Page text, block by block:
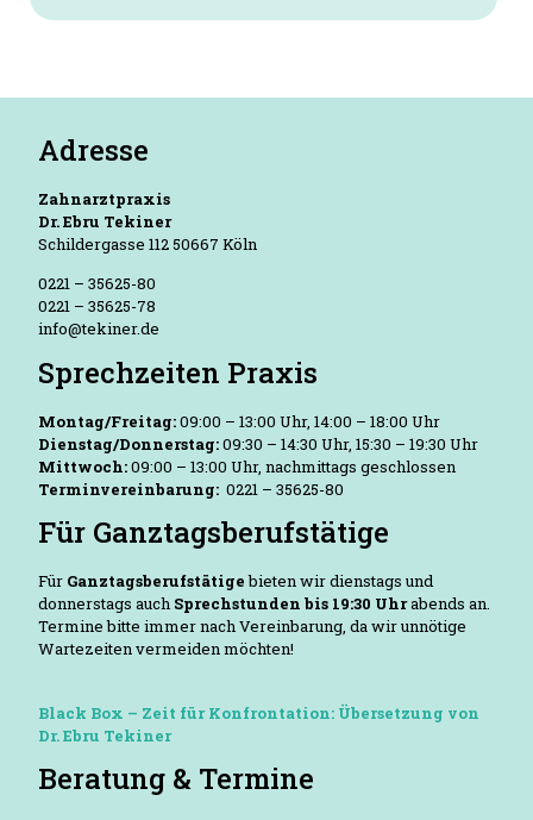
Adresse
Zahnarztpraxis
Dr. Ebru Tekiner
Schildergasse 112 50667 Köln
0221 – 35625-80
0221 – 35625-78
info@tekiner.de
Sprechzeiten Praxis
Montag/Freitag:09:00 – 13:00 Uhr, 14:00 – 18:00 Uhr
Dienstag/Donnerstag:09:30 – 14:30 Uhr, 15:30 – 19:30 Uhr
Mittwoch:09:00 – 13:00 Uhr, nachmittags geschlossen
Terminvereinbarung: 0221 – 35625-80
Für Ganztagsberufstätige
Für Ganztagsberufstätigebieten wir dienstags und
donnerstags auch Sprechstunden bis 19:30 Uhrabends an.
Termine bitte immer nach Vereinbarung, da wir unnötige
Wartezeiten vermeiden möchten!
Black Box – Zeit für Konfrontation: Übersetzung von
Dr. Ebru Tekiner
Beratung & Termine